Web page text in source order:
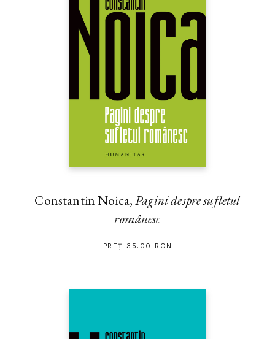
Constantin Noica,Pagini despre sufletul
românesc
PREȚ 35.00 RON